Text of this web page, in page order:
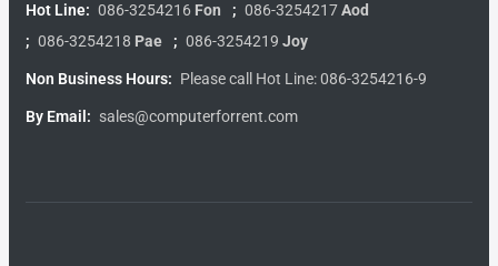
Hot Line: 086-3254216 Fon ; 086-3254217Aod
; 086-3254218 Pae ; 086-3254219 Joy
Non Business Hours: Please call Hot Line: 086-3254216-9
By Email: sales@computerforrent.com